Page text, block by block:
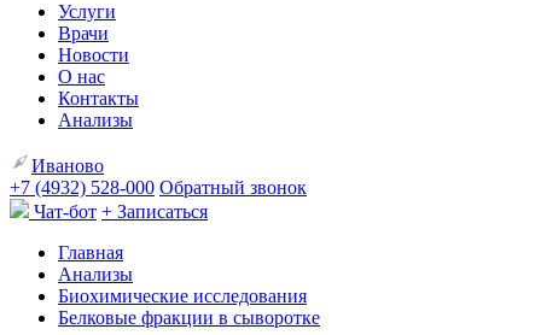
Услуги
Врачи
Новости
О нас
Контакты
Анализы
Иваново
+7 (4932) 528-000 Обратный звонок
Чат-бот + Записаться
Главная
Анализы
Биохимические исследования
Белковые фракции в сыворотке